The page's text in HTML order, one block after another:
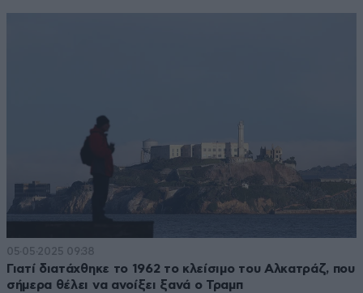
05·05·2025 09:38
Γιατί διατάχθηκε το 1962 το κλείσιμο του Αλκατράζ, που
σήμερα θέλει να ανοίξει ξανά ο Τραμπ